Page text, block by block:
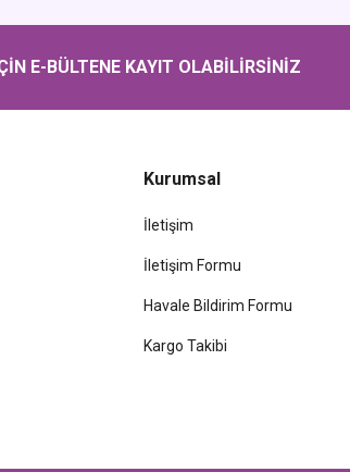
E-BÜLTENE KAYIT OLABİLİRSİNİZ
Kurumsal
İletişim
İletişim Formu
Havale Bildirim Formu
Kargo Takibi